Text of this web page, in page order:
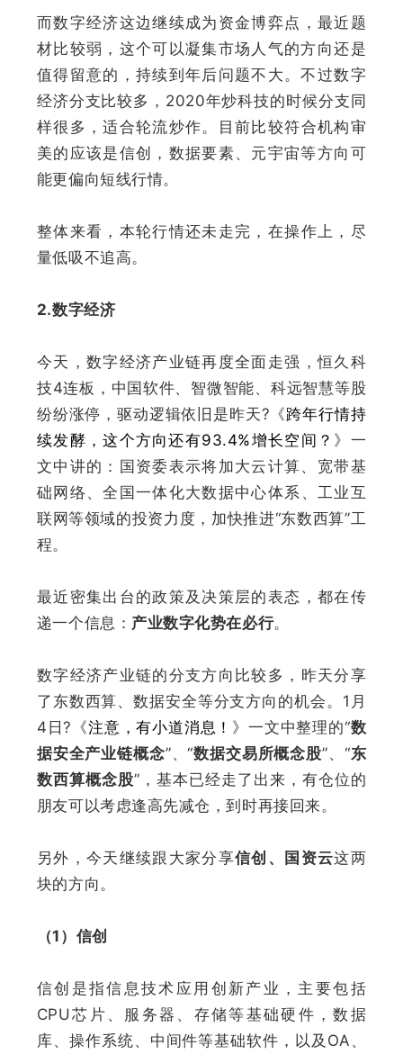
而数字经济这边继续成为资金博弈点，最近题
材比较弱， 这个可以凝集市场人气的方向还是
值得留意的，持续到年后问题不大。不过数字
经济分支比较多，2020年炒科技的时候分支同
样很多，适合轮流炒作。目前比较符合机构审
美的应该是信创 ，数据要素、元宇宙等方向可
能更偏向短线行情。
整体来看， 本轮行情还未走完 ，在操作上，尽
量低吸不追高。
2.数字经济
今天，数字经济产业链再度全面走强，恒久科
技4连板，中国软件、智微智能、科远智慧等股
纷纷涨停，驱动逻辑依旧是昨天? 《跨年行情持
续发酵，这个方向还有93.4%增长空间？ 》一
文中讲的： 国资委表示将加大云计算、宽带基
础网络、全国一体化大数据中心体系、工业互
联网等领域的投资力度，加快推进“东数西算”工
程。
最近密集出台的政策及决策层的表态，都在传
递一个信息： 产业数字化势在必行。
数字经济产业链的分支方向比较多，昨天分享
了东数西算、数据安全等分支方向的机会。1月
4日?《注意，有小道消息！ 》一文中整理的“数
据安全产业链概念”、“数据交易所概念股”、“东
数西算概念股”，基本已经走了出来，有仓位的
朋友可以考虑逢高先减仓，到时再接回来。
另外，今天继续跟大家分享信创、国资云这两
块的方向。
（1）信创
信创是指信息技术应用创新产业，主要包括
CPU芯片、服务器、存储等基础硬件，数据
库、操作系统、中间件等基础软件，以及OA、